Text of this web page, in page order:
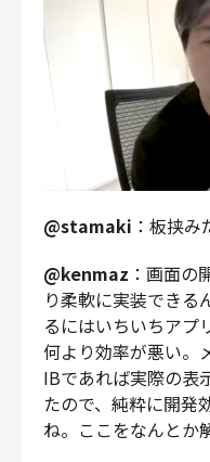
@stamaki ：板挟み
@kenmaz ：画面の
り柔軟に実装できる
るにはいちいちアプ
何より効率が悪い。
IBであれば実際の表
たので、純粋に開発
ね。ここをなんとか